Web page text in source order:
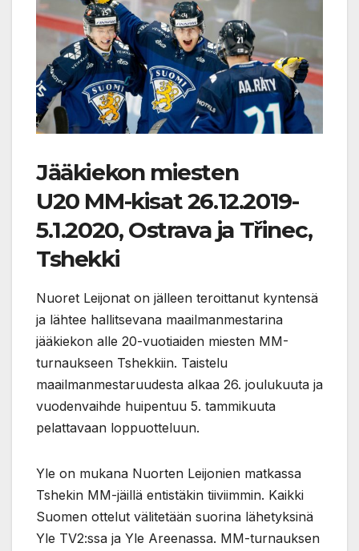
Jääkiekon miesten
U20 MM-kisat 26.12.2019-
5.1.2020, Ostrava ja Třinec,
Tshekki
Nuoret Leijonat on jälleen teroittanut kyntensä
ja lähtee hallitsevana maailmanmestarina
jääkiekon alle 20-vuotiaiden miesten MM-
turnaukseen Tshekkiin. Taistelu
maailmanmestaruudesta alkaa 26. joulukuuta ja
vuodenvaihde huipentuu 5. tammikuuta
pelattavaan loppuotteluun.
Yle on mukana Nuorten Leijonien matkassa
Tshekin MM-jäillä entistäkin tiiviimmin. Kaikki
Suomen ottelut välitetään suorina lähetyksinä
Yle TV2:ssa ja Yle Areenassa. MM-turnauksen